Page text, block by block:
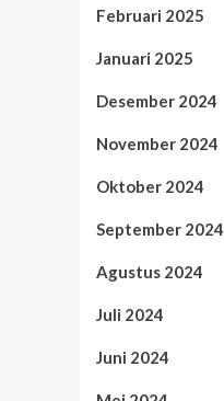
Februari 2025
Januari 2025
Desember 2024
November 2024
Oktober 2024
September 2024
Agustus 2024
Juli 2024
Juni 2024